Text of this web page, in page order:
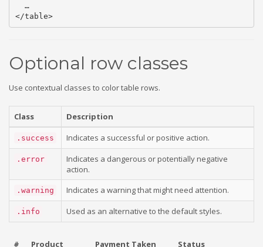
  …
</table>
Optional row classes
Use contextual classes to color table rows.
Class Description
.success Indicates a successful or positive action.
.error
Indicates a dangerous or potentially negative
action.
.warning Indicates a warning that might need attention.
.info Used as an alternative to the default styles.
# Product Payment Taken
Status